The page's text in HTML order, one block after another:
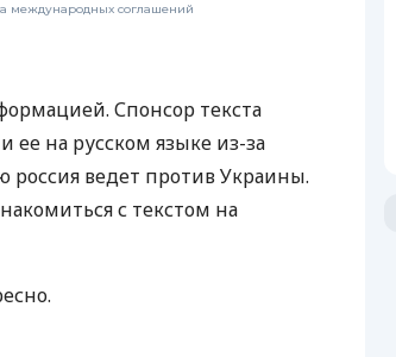
международных соглашений
Спонсор текста
ее на русском языке из-за
ведет против Украины.
с текстом на